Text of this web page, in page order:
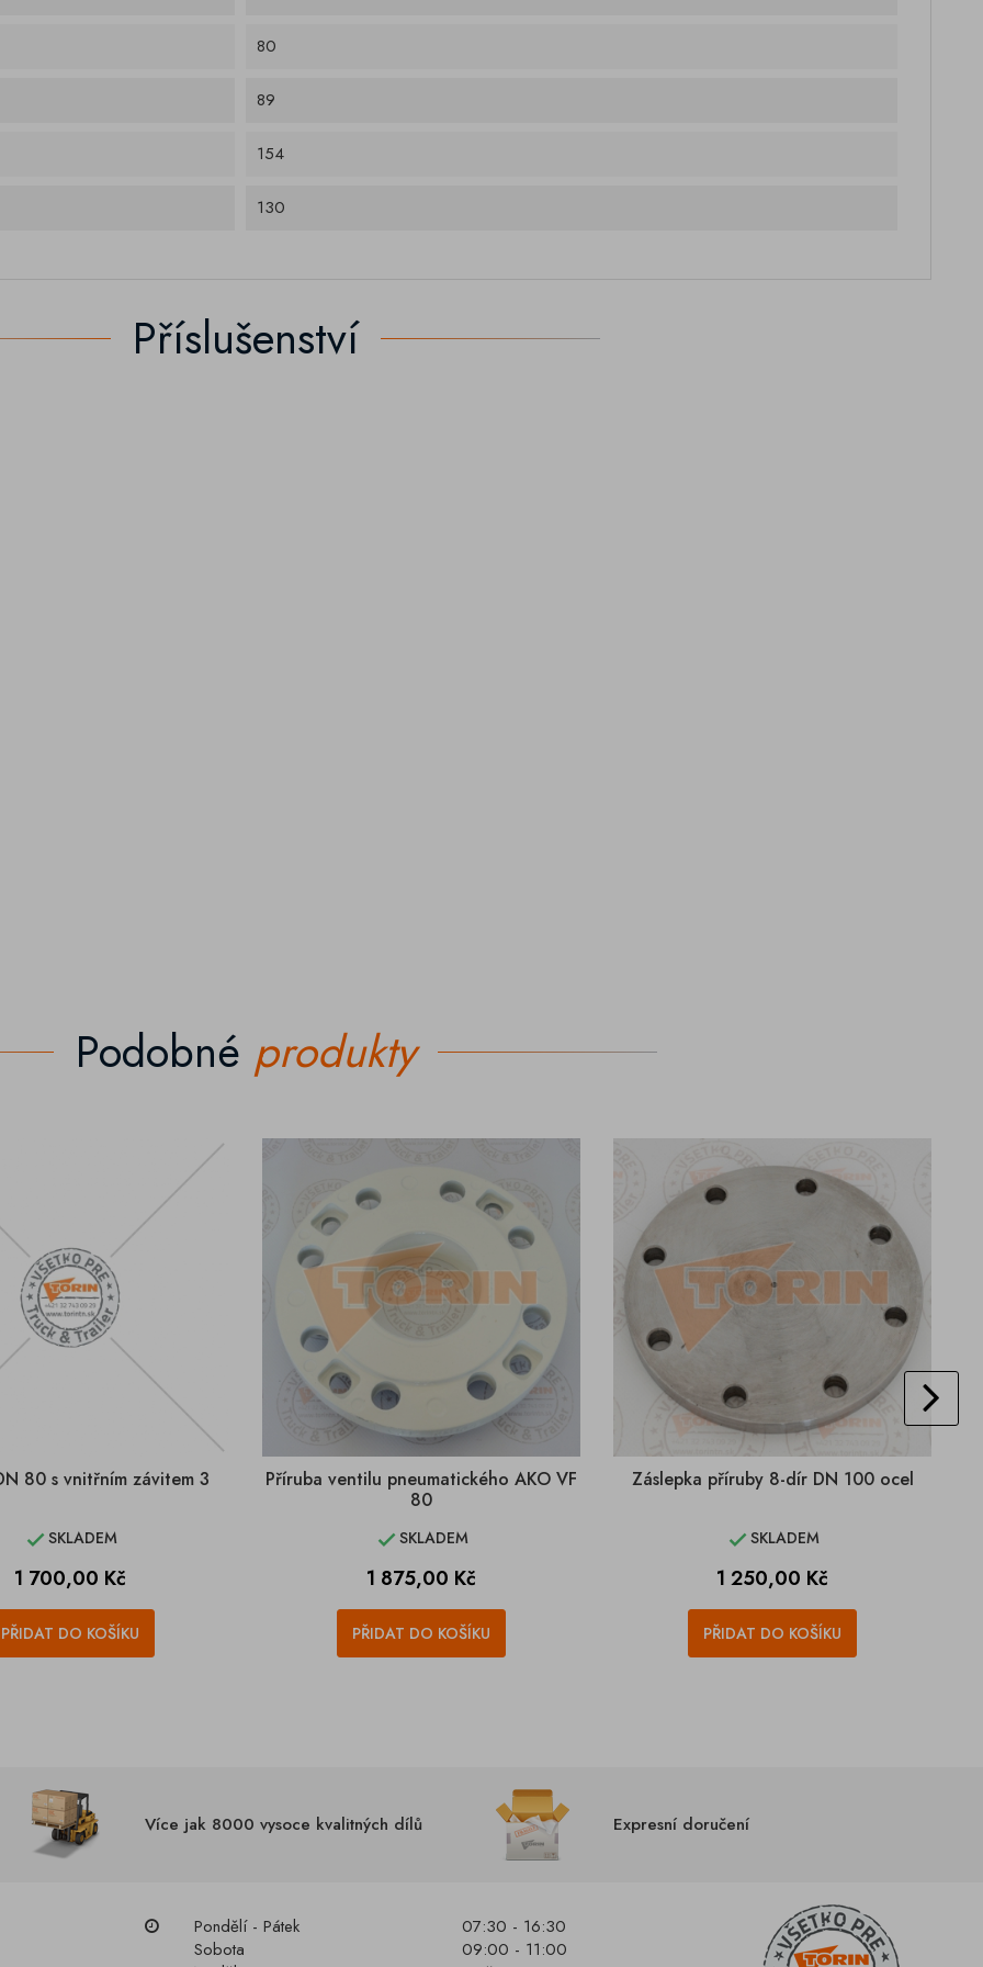
80
89
154
130
Příslušenství
Podobné produkty
80 s vnitřním závitem 3
SKLADEM
Cena
1 700,00 Kč
PŘIDAT DO KOŠÍKU
Příruba ventilu pneumatického AKO VF
80
SKLADEM
Cena
1 875,00 Kč
PŘIDAT DO KOŠÍKU
Záslepka příruby 8-dír DN 100 ocel
SKLADEM
Cena
1 250,00 Kč
PŘIDAT DO KOŠÍKU
Více jak 8000 vysoce kvalitných dílů Expresní doručení
Pondělí - Pátek
07:30 - 16:30
Sobota
09:00 - 11:00